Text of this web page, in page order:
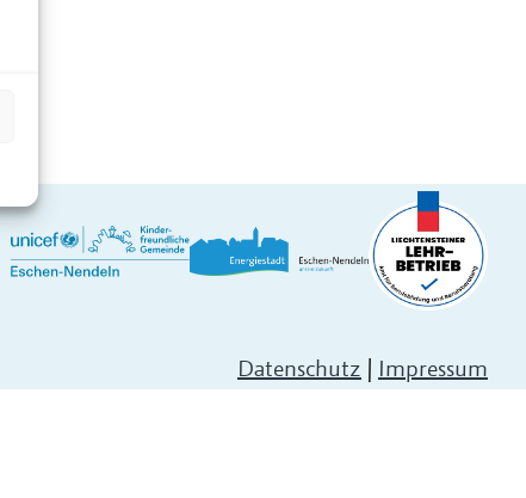
Datenschutz | Impressum